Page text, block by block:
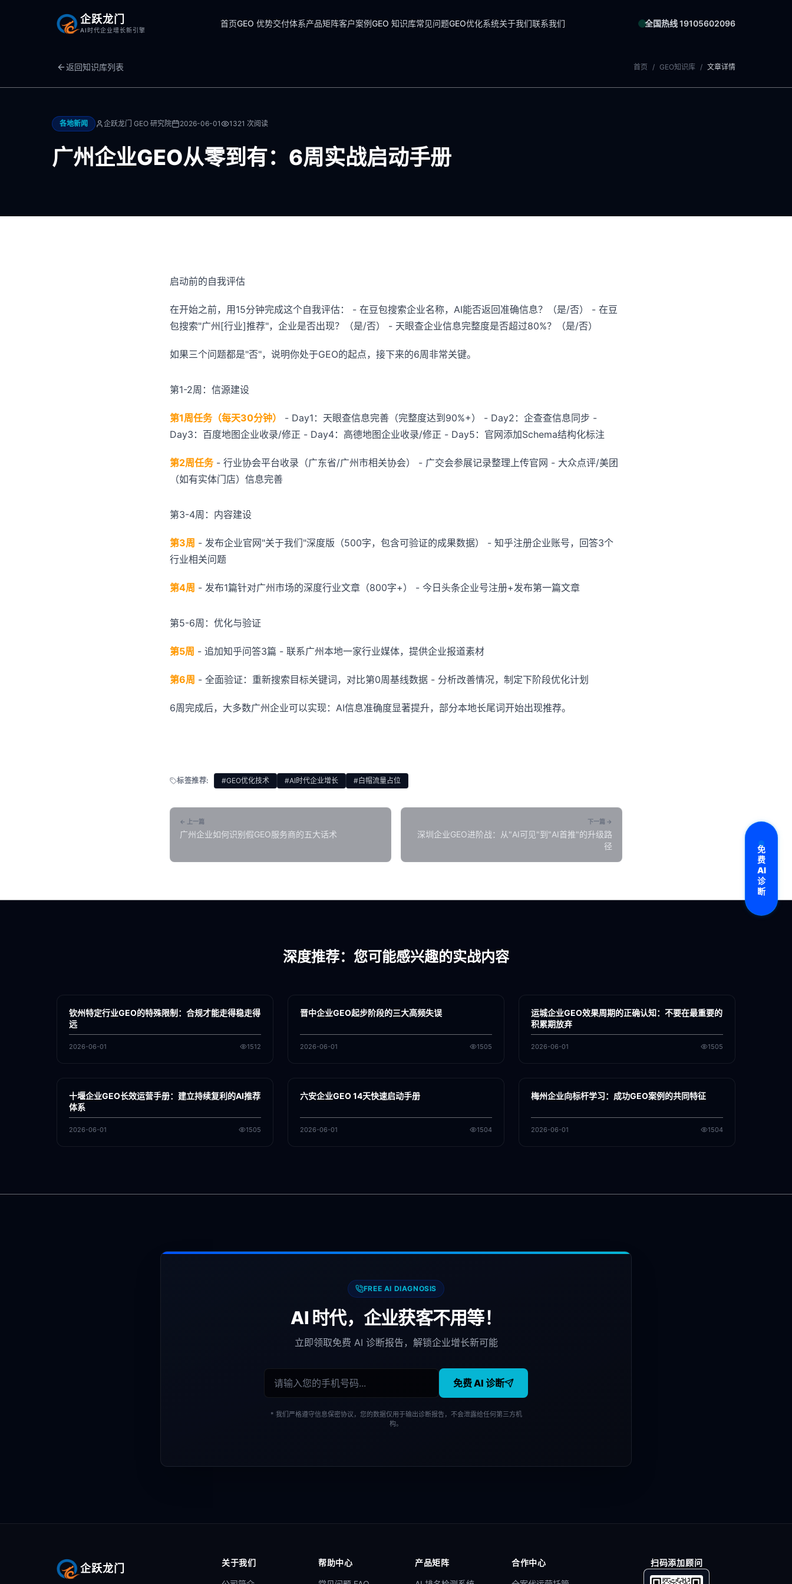
企跃龙门
AI时代企业增长新引擎
首页GEO 优势交付体系产品矩阵客户案例GEO 知识库常见问题GEO优化系统关于我们联系我们 全国热线 19105602096
返回知识库列表 首页 / GEO知识库 / 文章详情
各地新闻 企跃龙门 GEO 研究院 2026-06-01 1321 次阅读
广州企业GEO从零到有：6周实战启动手册
启动前的自我评估
在开始之前，用15分钟完成这个自我评估： - 在豆包搜索企业名称，AI能否返回准确信息？（是/否） - 在豆
包搜索"广州[行业]推荐"，企业是否出现？（是/否） - 天眼查企业信息完整度是否超过80%？（是/否）
如果三个问题都是"否"，说明你处于GEO的起点，接下来的6周非常关键。
第1-2周：信源建设
第1周任务（每天30分钟）
- Day1：天眼查信息完善（完整度达到90%+） - Day2：企查查信息同步 -
Day3：百度地图企业收录/修正 - Day4：高德地图企业收录/修正 - Day5：官网添加Schema结构化标注
第2周任务- 行业协会平台收录（广东省/广州市相关协会） - 广交会参展记录整理上传官网 - 大众点评/美团
（如有实体门店）信息完善
第3-4周：内容建设
第3周 - 发布企业官网"关于我们"深度版（500字，包含可验证的成果数据） - 知乎注册企业账号，回答3个
行业相关问题
第4周 - 发布1篇针对广州市场的深度行业文章（800字+） - 今日头条企业号注册+发布第一篇文章
第5-6周：优化与验证
第5周 - 追加知乎问答3篇 - 联系广州本地一家行业媒体，提供企业报道素材
第6周 - 全面验证：重新搜索目标关键词，对比第0周基线数据 - 分析改善情况，制定下阶段优化计划
6周完成后，大多数广州企业可以实现：AI信息准确度显著提升，部分本地长尾词开始出现推荐。
标签推荐: #GEO优化技术 #AI时代企业增长 #白帽流量占位
← 上一篇
广州企业如何识别假GEO服务商的五大话术
下一篇 →
深圳企业GEO进阶战：从"AI可见"到"AI首推"的升级路
径
深度推荐：您可能感兴趣的实战内容
GEO
钦州特定行业GEO的特殊限制：合规才能走得稳走得
远
2026-06-01 1512
GEO
晋中企业GEO起步阶段的三大高频失误
2026-06-01 1505
GEO
运城企业GEO效果周期的正确认知：不要在最重要的
积累期放弃
2026-06-01 1505
GEO
十堰企业GEO长效运营手册：建立持续复利的AI推荐
体系
2026-06-01 1505
GEO
六安企业GEO 14天快速启动手册
2026-06-01 1504
GEO
梅州企业向标杆学习：成功GEO案例的共同特征
2026-06-01 1504
FREE AI DIAGNOSIS
AI 时代，企业获客不用等！
立即领取免费 AI 诊断报告，解锁企业增长新可能
免费 AI 诊断
* 我们严格遵守信息保密协议，您的数据仅用于输出诊断报告，不会泄露给任何第三方机
构。
企跃龙门 关于我们 帮助中心 产品矩阵 合作中心 扫码添加顾问
免
费
AI
诊
断